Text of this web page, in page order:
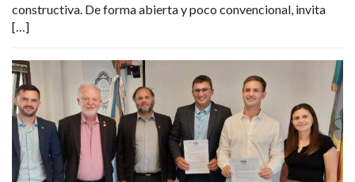
constructiva. De forma abierta y poco convencional, invita
[…]